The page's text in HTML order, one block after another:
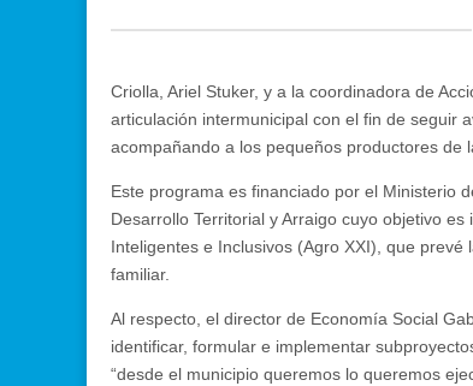
Criolla, Ariel Stuker, y a la coordinadora de
articulación intermunicipal con el fin de seguir
acompañando a los pequeños productores de
Este programa es financiado por el Ministerio
Desarrollo Territorial y Arraigo cuyo objetivo
Inteligentes e Inclusivos (Agro XXI), que
familiar.
Al respecto, el director de Economía Social
identificar, formular e implementar
“desde el municipio queremos lo queremos